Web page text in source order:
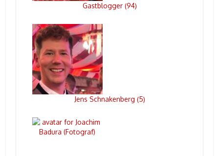
Gastblogger (94)
Jens Schnakenberg (5)